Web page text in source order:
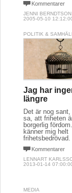
Kommentarer
JENNI BERNDTSON
2005-05-10
POLITIK &
Jag har
längre
Det är nog
sa, att friheten
borgerlig
känner mig helt
frihetsbedrövad.
Kommentarer
LENNART
2013-01-14
MEDIA